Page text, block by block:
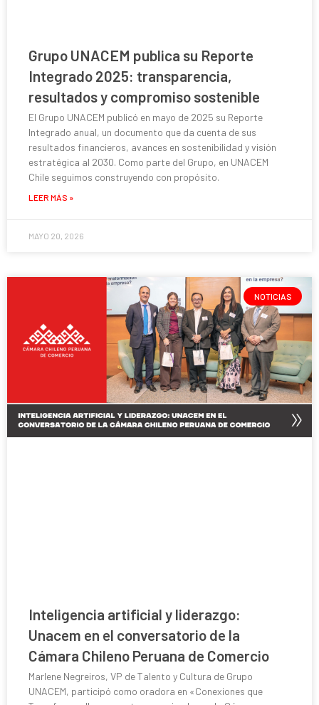
Grupo UNACEM publica su Reporte
Integrado 2025: transparencia,
resultados y compromiso sostenible
El Grupo UNACEM publicó en mayo de 2025 su Reporte
Integrado anual, un documento que da cuenta de sus
resultados financieros, avances en sostenibilidad y visión
estratégica al 2030. Como parte del Grupo, en UNACEM
Chile seguimos construyendo con propósito.
LEER MÁS »
MAYO 20, 2026
NOTICIAS
Inteligencia artificial y liderazgo:
Unacem en el conversatorio de la
Cámara Chileno Peruana de Comercio
Marlene Negreiros, VP de Talento y Cultura de Grupo
UNACEM, participó como oradora en «Conexiones que